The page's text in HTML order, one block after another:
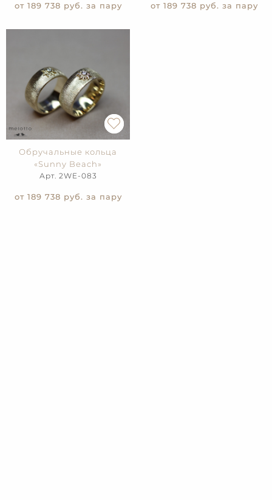
от 189 738 руб. за пару от 189 738 руб. за пару
Обручальные кольца
«Sunny Beach»
Арт. 2WE-083
от 189 738 руб. за пару